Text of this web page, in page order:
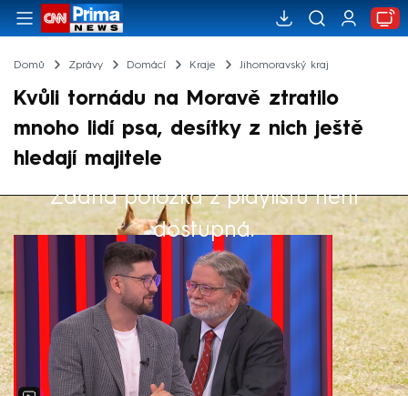
Domů Zprávy Domácí Kraje Jihomoravský kraj
Kvůli tornádu na Moravě ztratilo
mnoho lidí psa, desítky z nich ještě
hledají majitele
Žádná položka z playlistu není
dostupná.
Výběr redakce